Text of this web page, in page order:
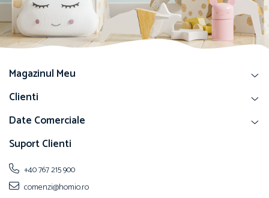
Magazinul Meu
Clienti
Date Comerciale
Suport Clienti
+40 767 215 900
comenzi@homio.ro